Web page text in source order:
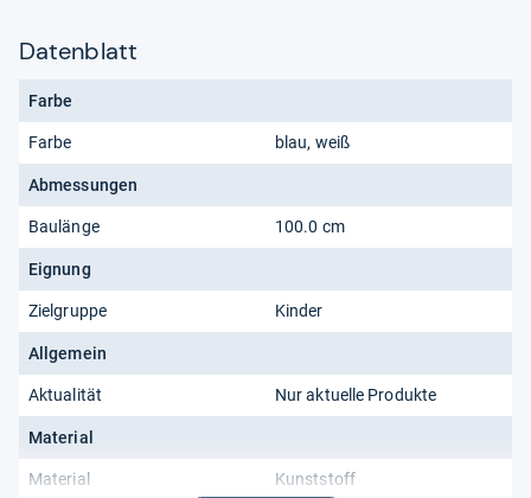
Datenblatt
Farbe
Farbe blau, weiß
Abmessungen
Baulänge 100.0 cm
Eignung
Zielgruppe Kinder
Allgemein
Aktualität Nur aktuelle Produkte
Material
Material Kunststoff